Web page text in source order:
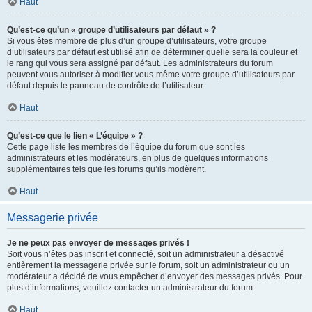
Haut
Qu’est-ce qu’un « groupe d’utilisateurs par défaut » ?
Si vous êtes membre de plus d’un groupe d’utilisateurs, votre groupe
d’utilisateurs par défaut est utilisé afin de déterminer quelle sera la couleur et
le rang qui vous sera assigné par défaut. Les administrateurs du forum
peuvent vous autoriser à modifier vous-même votre groupe d’utilisateurs par
défaut depuis le panneau de contrôle de l’utilisateur.
Haut
Qu’est-ce que le lien « L’équipe » ?
Cette page liste les membres de l’équipe du forum que sont les
administrateurs et les modérateurs, en plus de quelques informations
supplémentaires tels que les forums qu’ils modèrent.
Haut
Messagerie privée
Je ne peux pas envoyer de messages privés !
Soit vous n’êtes pas inscrit et connecté, soit un administrateur a désactivé
entièrement la messagerie privée sur le forum, soit un administrateur ou un
modérateur a décidé de vous empêcher d’envoyer des messages privés. Pour
plus d’informations, veuillez contacter un administrateur du forum.
Haut